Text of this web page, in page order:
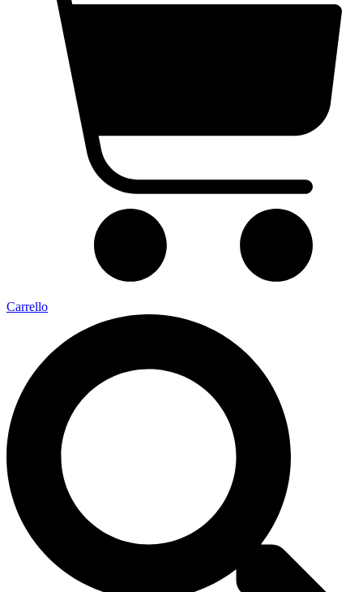
Carrello